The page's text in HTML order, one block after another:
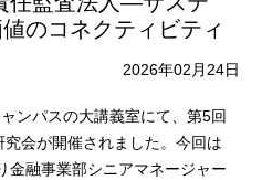
のコネクティビティ
2026年02月24日
ンパスの大講義室にて、第5回
会が開催されました。今回は
金融事業部シニアマネージャー